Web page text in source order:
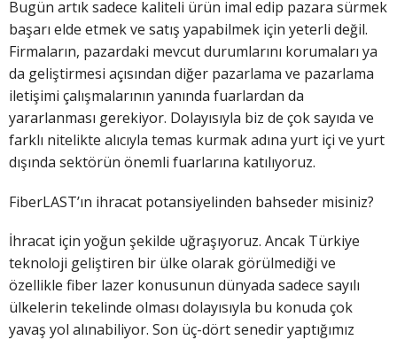
Bugün artık sadece kaliteli ürün imal edip pazara sürmek
başarı elde etmek ve satış yapabilmek için yeterli değil.
Firmaların, pazardaki mevcut durumlarını korumaları ya
da geliştirmesi açısından diğer pazarlama ve pazarlama
iletişimi çalışmalarının yanında fuarlardan da
yararlanması gerekiyor. Dolayısıyla biz de çok sayıda ve
farklı nitelikte alıcıyla temas kurmak adına yurt içi ve yurt
dışında sektörün önemli fuarlarına katılıyoruz.
FiberLAST’ın ihracat potansiyelinden bahseder misiniz?
İhracat için yoğun şekilde uğraşıyoruz. Ancak Türkiye
teknoloji geliştiren bir ülke olarak görülmediği ve
özellikle fiber lazer konusunun dünyada sadece sayılı
ülkelerin tekelinde olması dolayısıyla bu konuda çok
yavaş yol alınabiliyor. Son üç-dört senedir yaptığımız